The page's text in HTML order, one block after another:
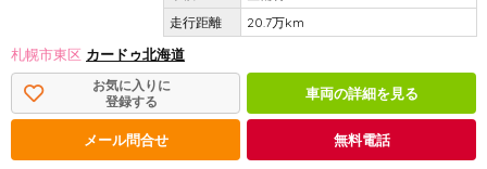
20.7万km
札幌市東区 カードゥ北海道
お気に入りに
登録する
車両の詳細を見る
メール問合せ 無料電話